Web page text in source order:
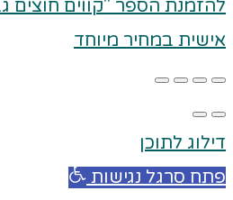
להזמנת הספר "קווים חוצים
אישית במחיר מיוחד
דילוג לתוכן
פתח סרגל נגישות